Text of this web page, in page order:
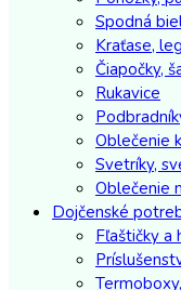
Spodná
Kraťase,
Čiapočky,
Rukavice
Oblečenie
Svetríky,
Oblečenie
Dojčenské
Fľaštičky a